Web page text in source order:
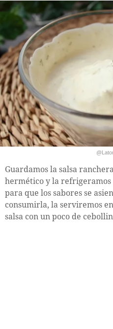
Guardamos la salsa
hermético y la
para que los sabores se
consumirla, la serviremos
salsa con un poco de